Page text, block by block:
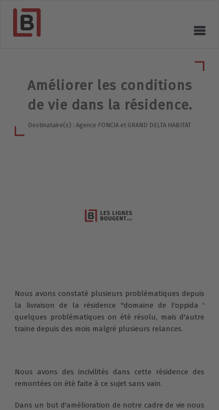
Améliorer les conditions
de vie dans la résidence.
Destinataire(s) : Agence FONCIA et GRAND DELTA HABITAT
Nous avons constaté plusieurs problématiques depuis
la livraison de la résidence "domaine de l'oppida '
quelques problématiques on été résolu, mais d'autre
traine depuis des mois malgrè plusieurs relances.
Nous avons des incivilités dans cette résidence des
remontées on été faite à ce sujet sans vain.
Dans un but d'amélioration de notre cadre de vie nous